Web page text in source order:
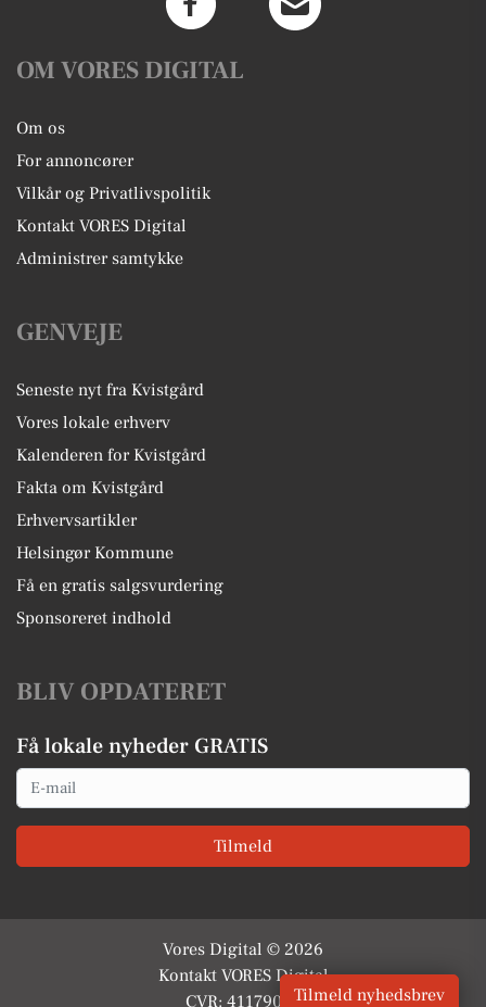
OM VORES DIGITAL
Om os
For annoncører
Vilkår og Privatlivspolitik
Kontakt VORES Digital
Administrer samtykke
GENVEJE
Seneste nyt fra Kvistgård
Vores lokale erhverv
Kalenderen for Kvistgård
Fakta om Kvistgård
Erhvervsartikler
Helsingør Kommune
Få en gratis salgsvurdering
Sponsoreret indhold
BLIV OPDATERET
Få lokale nyheder GRATIS
Email
Tilmeld
Vores Digital © 2026
Kontakt VORES Digital
CVR: 41179082Tilmeld nyhedsbrev